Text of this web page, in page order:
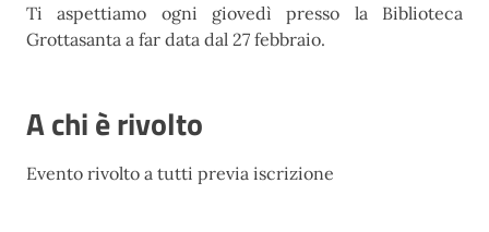
Ti aspettiamo ogni giovedì presso la Biblioteca
Grottasanta a far data dal 27 febbraio.
A chi è rivolto
Evento rivolto a tutti previa iscrizione